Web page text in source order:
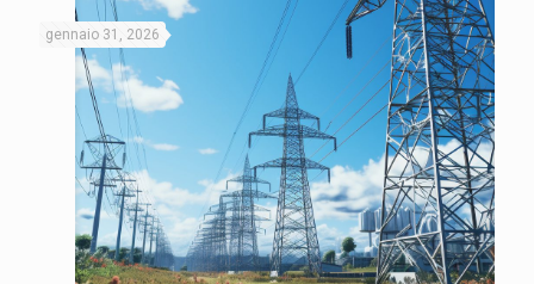
gennaio 31, 2026